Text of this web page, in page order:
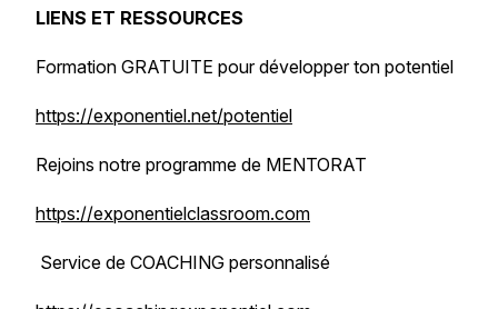
LIENS ET RESSOURCES
Formation GRATUITE pour développer ton potentiel
https://exponentiel.net/potentiel
Rejoins notre programme de MENTORAT
https://exponentielclassroom.com
Service de COACHING personnalisé